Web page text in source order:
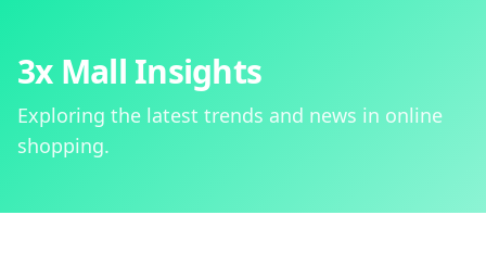
3x Mall Insights
Exploring the latest trends and news in online
shopping.